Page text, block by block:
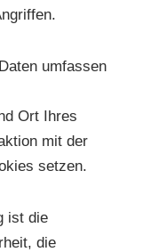
umfassen
Ort Ihres
mit der
setzen.
ist die
die